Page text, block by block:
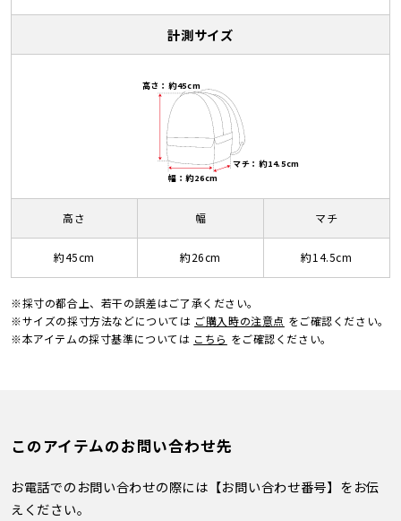
計測サイズ
高さ：約45cm
幅：約26cm
マチ：約14.5cm
高さ
約45cm
幅
約26cm
マチ
約14.5cm
※採寸の都合上、若干の誤差はご了承ください。
※サイズの採寸方法などについては ご購入時の注意点 をご確認ください。
※本アイテムの採寸基準については こちら をご確認ください。
このアイテムのお問い合わせ先
お電話でのお問い合わせの際には【お問い合わせ番号】をお伝
えください。